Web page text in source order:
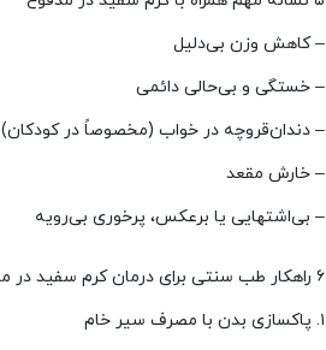
– کاهش وزن بی‌دلیل
– خستگی و بی‌حالی دائمی
– دندان‌قروچه در خواب (مخصوصاً در کودکان)
– خارش مقعد
– بی‌اشتهایی یا برعکس، پرخوری بی‌رویه
۶ راهکار طب سنتی برای درمان کرم سفید در مدفوع
۱. پاکسازی بدن با مصرف سیر خام